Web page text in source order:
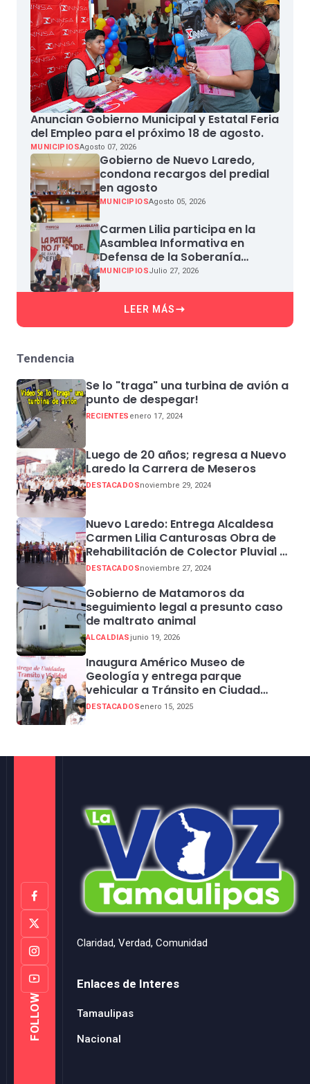
Anuncian Gobierno Municipal y Estatal Feria
del Empleo para el próximo 18 de agosto.
MUNICIPIOSAgosto 07, 2026
Gobierno de Nuevo Laredo,
condona recargos del predial
en agosto
MUNICIPIOSAgosto 05, 2026
Carmen Lilia participa en la
Asamblea Informativa en
Defensa de la Soberanía
Nacional en Miguel Aleman
MUNICIPIOSJulio 27, 2026
LEER MÁS
Tendencia
Se lo "traga" una turbina de avión a
punto de despegar!
RECIENTES enero 17, 2024
Luego de 20 años; regresa a Nuevo
Laredo la Carrera de Meseros
DESTACADOSnoviembre 29, 2024
Nuevo Laredo: Entrega Alcaldesa
Carmen Lilia Canturosas Obra de
Rehabilitación de Colector Pluvial en
Sector Centro
DESTACADOSnoviembre 27, 2024
Gobierno de Matamoros da
seguimiento legal a presunto caso
de maltrato animal
ALCALDIASjunio 19, 2026
Inaugura Américo Museo de
Geología y entrega parque
vehicular a Tránsito en Ciudad
Madero
DESTACADOSenero 15, 2025
FOLLOW
Claridad, Verdad, Comunidad
Enlaces de Interes
Tamaulipas
Nacional